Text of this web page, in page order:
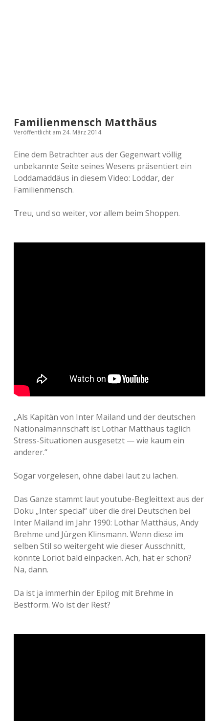
Familienmensch Matthäus
Veröffentlicht am 24. März 2014
Eine dem Betrachter aus der Gegenwart völlig
unbekannte Seite seines Wesens präsentiert ein
Loddamaddäus in diesem Video: Loddar, der
Familienmensch.
Treu, und so weiter, vor allem beim Shoppen.
„Als Kapitän von Inter Mailand und der deutschen
Nationalmannschaft ist Lothar Matthäus täglich
Stress-Situationen ausgesetzt — wie kaum ein
anderer.“
Sogar vorgelesen, ohne dabei laut zu lachen.
Das Ganze stammt laut youtube-Begleittext aus der
Doku „Inter special“ über die drei Deutschen bei
Inter Mailand im Jahr 1990: Lothar Matthäus, Andy
Brehme und Jürgen Klinsmann. Wenn diese im
selben Stil so weitergeht wie dieser Ausschnitt,
könnte Loriot bald einpacken. Ach, hat er schon?
Na, dann.
Da ist ja immerhin der Epilog mit Brehme in
Bestform. Wo ist der Rest?